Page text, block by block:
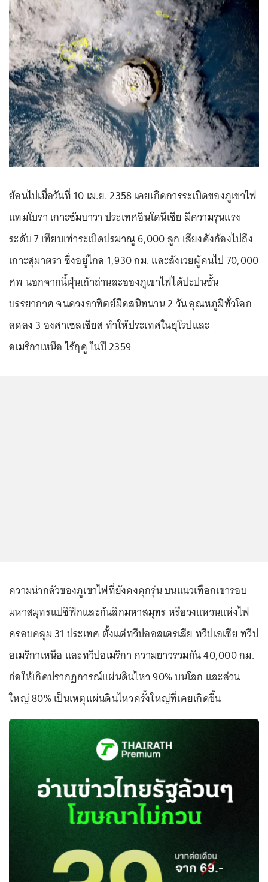
ย้อนไปเมื่อวันที่ 10 เม.ย. 2358 เคยเกิดการระเบิดของภูเขาไฟ
แทมโบรา เกาะซัมบาวา ประเทศอินโดนีเซีย มีความรุนแรง
ระดับ 7 เทียบเท่าระเบิดปรมาณู 6,000 ลูก เสียงดังก้องไปถึง
เกาะสุมาตรา ซึ่งอยู่ไกล 1,930 กม. และสังเวยผู้คนไป 70,000
ศพ นอกจากนี้ฝุ่นเถ้าถ่านละอองภูเขาไฟได้ปะปนชั้น
บรรยากาศ จนดวงอาทิตย์มืดสนิทนาน 2 วัน อุณหภูมิทั่วโลก
ลดลง 3 องศาเซลเซียส ทำให้ประเทศในยุโรปและ
อเมริกาเหนือ ไร้ฤดู ในปี 2359
ความน่ากลัวของภูเขาไฟที่ยังคงคุกรุ่น บนแนวเทือกเขารอบ
มหาสมุทรแปซิฟิกและก้นลึกมหาสมุทร หรือวงแหวนแห่งไฟ
ครอบคลุม 31 ประเทศ ตั้งแต่ทวีปออสเตรเลีย ทวีปเอเชีย ทวีป
อเมริกาเหนือ และทวีปอเมริกา ความยาวรวมกัน 40,000 กม.
ก่อให้เกิดปรากฏการณ์แผ่นดินไหว 90% บนโลก และส่วน
ใหญ่ 80% เป็นเหตุแผ่นดินไหวครั้งใหญ่ที่เคยเกิดขึ้น